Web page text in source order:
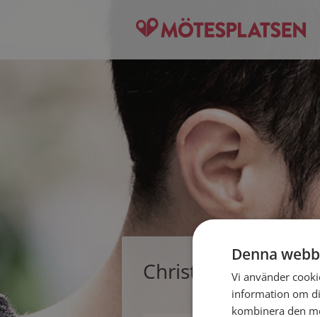
Christopher,
Denna
Vi använder
information om
kombinera den